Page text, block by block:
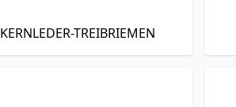
KERNLEDER-TREIBRIEMEN